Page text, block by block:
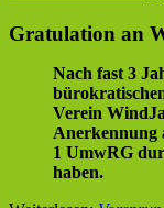
Gratulation an
Nach fast 3
Verein
Anerkennung
1 UmwRG
haben.